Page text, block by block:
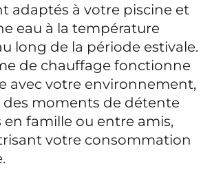
adaptés à votre piscine et
eau à la température
long de la période estivale.
de chauffage fonctionne
avec votre environnement,
des moments de détente
famille ou entre amis,
votre consommation